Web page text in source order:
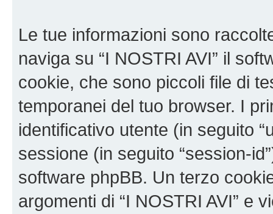
Le tue informazioni sono
naviga su “I NOSTRI AVI” il
cookie, che sono piccoli file di
temporanei del tuo browser. I
identificativo utente (in seguito
sessione (in seguito “session-
software phpBB. Un terzo
argomenti di “I NOSTRI AVI” e